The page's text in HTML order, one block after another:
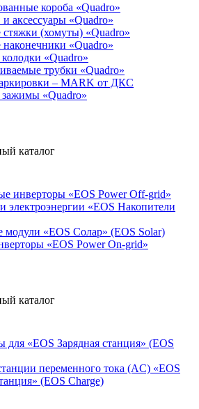
короба «Quadro»
аксессуары «Quadro»
(хомуты) «Quadro»
«Quadro»
«Quadro»
трубки «Quadro»
– MARK от ДКС
«Quadro»
каталог
инверторы «EOS Power Off-grid»
электроэнергии «EOS Накопители
модули «EOS Солар» (EOS Solar)
«EOS Power On-grid»
каталог
для «EOS Зарядная станция» (EOS
переменного тока (AC) «EOS
(EOS Charge)